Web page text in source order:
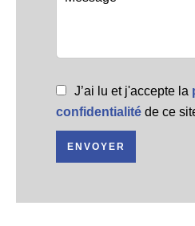
J’ai lu et j'accepte la
confidentialité de ce
ENVOYER